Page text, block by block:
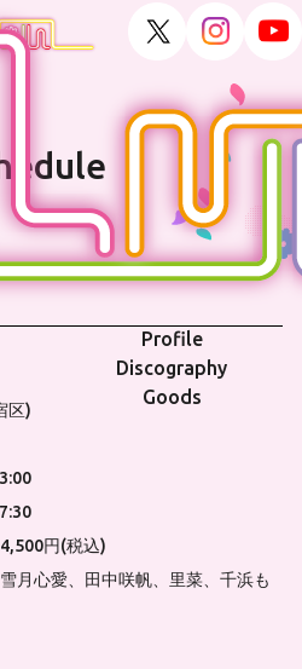
Profile
Discography
Goods
区)
円(税込)
月心愛、田中咲帆、里菜、千浜も